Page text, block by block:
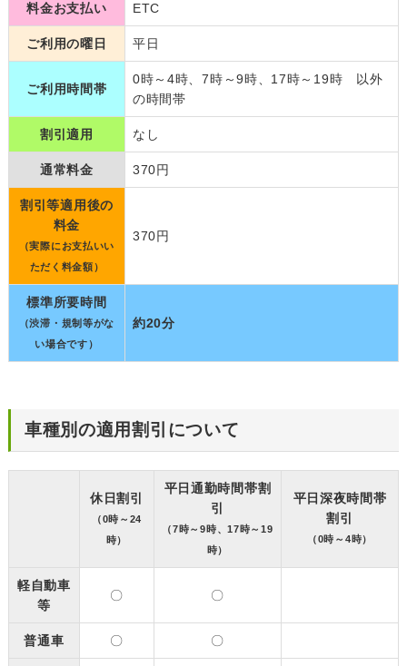
料金お支払い ETC
ご利用の曜日 平日
ご利用時間帯
0時～4時、7時～9時、17時～19時 以外
の時間帯
割引適用 なし
通常料金 370円
割引等適用後の
料金
（実際にお支払いい
ただく料金額）
370円
標準所要時間
（渋滞・規制等がな
い場合です）
約20分
車種別の適用割引について
休日割引
（0時～24
時）
平日通勤時間帯割
引
（7時～9時、17時～19
時）
平日深夜時間帯
割引
（0時～4時）
軽自動車
等
〇 〇
普通車 〇 〇